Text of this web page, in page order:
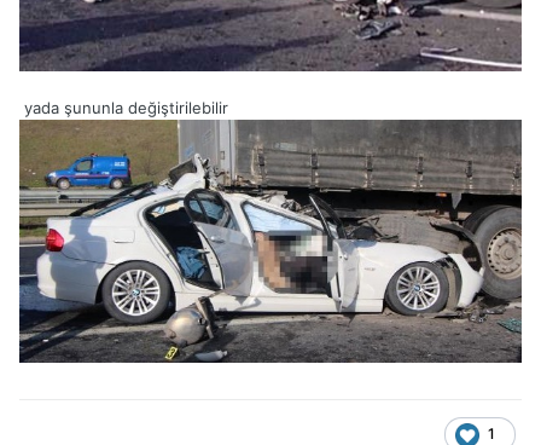
yada şununla değiştirilebilir
1